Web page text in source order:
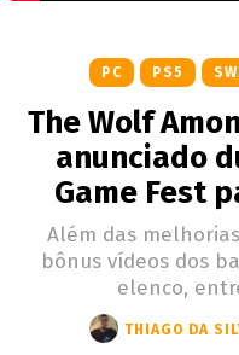
PC PS5
The Wolf
anunciado
Game Fest
Além das
bônus vídeos dos
elenco,
THIAGO DA